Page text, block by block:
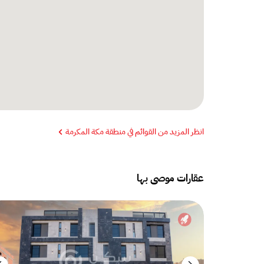
انظر المزيد من القوائم في منطقة مكة المكرمة
عقارات موصى بها